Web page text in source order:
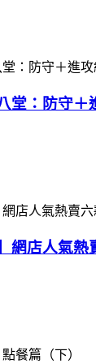
堂：防守＋
網店人氣熱